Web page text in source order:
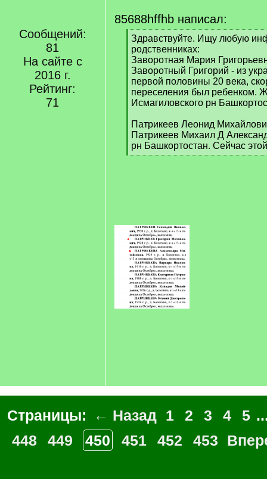
Сообщений:
81
На сайте с
2016 г.
Рейтинг:
71
85688hffhb написал:
[
q
]
Здравствуйте. Ищу любую
родственниках:
Заворотная Мария
Заворотный Григорий - из
первой половины 20 века,
переселения был ребенком.
Исмагиловского рн
Патрикеев Леонид
Патрикеев Михаил Д
рн Башкортостан. Сейчас
[
Страницы: ← Назад 1 2 3 4 5
448
449 450 451 452 453